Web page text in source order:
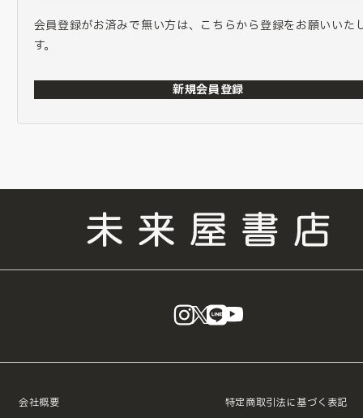
会員登録がお済みで無い方は、こちらから登録をお願いいた
す。
新規会員登録
instagram
X LINE
会社概要 特定商取引法に基づく表記